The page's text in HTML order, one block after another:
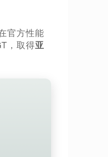
官方性能
，取得亚